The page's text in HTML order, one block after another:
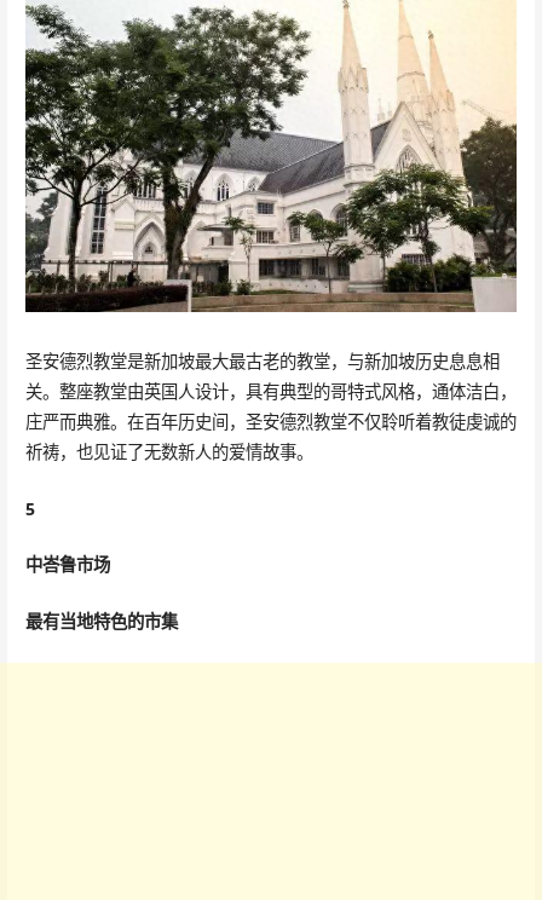
圣安德烈教堂是新加坡最大最古老的教堂，与新加坡历史息息相
关。整座教堂由英国人设计，具有典型的哥特式风格，通体洁白，
庄严而典雅。在百年历史间，圣安德烈教堂不仅聆听着教徒虔诚的
祈祷，也见证了无数新人的爱情故事。
5
中峇鲁市场
最有当地特色的市集